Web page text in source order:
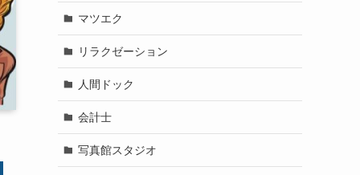
マツエク
リラクゼーション
人間ドック
会計士
写真館スタジオ